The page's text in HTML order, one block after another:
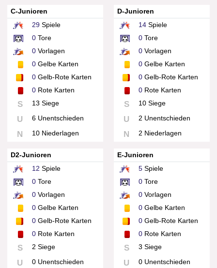
C-Junioren
29 Spiele
0 Tore
0 Vorlagen
0 Gelbe Karten
0 Gelb-Rote Karten
0 Rote Karten
S 13 Siege
U 6 Unentschieden
N 10 Niederlagen
D-Junioren
14Spiele
0Tore
0Vorlagen
0Gelbe Karten
0Gelb-Rote Karten
0Rote Karten
S 10 Siege
U 2 Unentschieden
N 2 Niederlagen
D2-Junioren
12 Spiele
0 Tore
0 Vorlagen
0 Gelbe Karten
0 Gelb-Rote Karten
0 Rote Karten
S 2 Siege
U 0 Unentschieden
E-Junioren
5Spiele
0Tore
0Vorlagen
0Gelbe Karten
0Gelb-Rote Karten
0Rote Karten
S 3 Siege
U 0 Unentschieden